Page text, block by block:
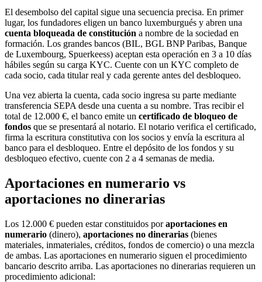
El desembolso del capital sigue una secuencia precisa. En primer
lugar, los fundadores eligen un banco luxemburgués y abren una
cuenta bloqueada de constitución a nombre de la sociedad en
formación. Los grandes bancos (BIL, BGL BNP Paribas, Banque
de Luxembourg, Spuerkeess) aceptan esta operación en 3 a 10 días
hábiles según su carga KYC. Cuente con un KYC completo de
cada socio, cada titular real y cada gerente antes del desbloqueo.
Una vez abierta la cuenta, cada socio ingresa su parte mediante
transferencia SEPA desde una cuenta a su nombre. Tras recibir el
total de 12.000 €, el banco emite un certificado de bloqueo de
fondos que se presentará al notario. El notario verifica el certificado,
firma la escritura constitutiva con los socios y envía la escritura al
banco para el desbloqueo. Entre el depósito de los fondos y su
desbloqueo efectivo, cuente con 2 a 4 semanas de media.
Aportaciones en numerario vs
aportaciones no dinerarias
Los 12.000 € pueden estar constituidos poraportaciones en
numerario (dinero), aportaciones no dinerarias (bienes
materiales, inmateriales, créditos, fondos de comercio) o una mezcla
de ambas. Las aportaciones en numerario siguen el procedimiento
bancario descrito arriba. Las aportaciones no dinerarias requieren un
procedimiento adicional: